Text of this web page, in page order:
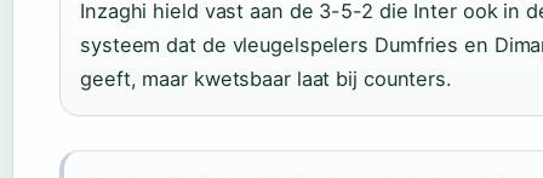
Inzaghi hield vast aan de 3-5-2 die Inter ook in
systeem dat de vleugelspelers Dumfries en
geeft, maar kwetsbaar laat bij counters.